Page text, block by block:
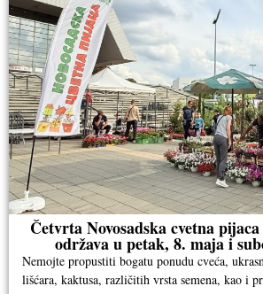
Četvrta Novosadska cvetna
održava u petak, 8. maja i
Nemojte propustiti bogatu ponudu cveća,
lišćara, kaktusa, različitih vrsta semena, kao i